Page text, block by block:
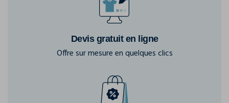
Devis gratuit en ligne
Offre sur mesure en quelques clics